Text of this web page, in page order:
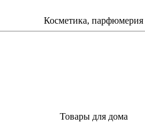
Косметика, парфюмерия
Товары для дома